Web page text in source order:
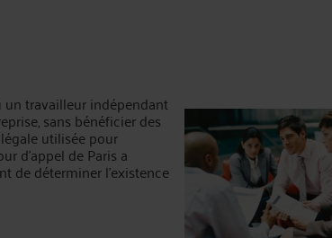
un travailleur indépendant
sans bénéficier des
utilisée pour
d'appel de Paris a
de déterminer l'existence